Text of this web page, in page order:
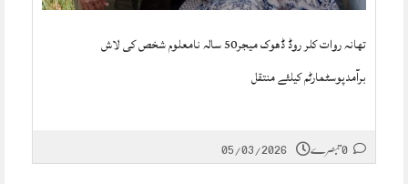
تھانہ روات کلر روڈ ڈھوک میجر50 سالہ نامعلوم شخص کی لاش
برآمدپوسٹمارٹم کیلئے منتقل
05/03/2026